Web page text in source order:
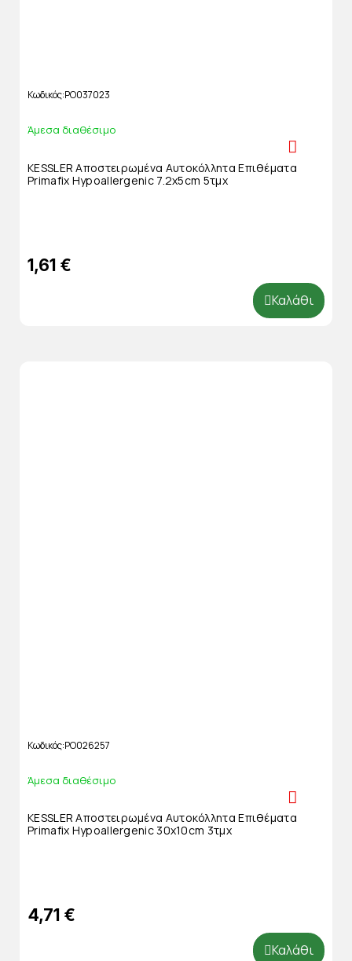
Κωδικός PO037023
Άμεσα διαθέσιμο
KESSLER Αποστειρωμένα Αυτοκόλλητα Επιθέματα
Primafix Hypoallergenic 7.2x5cm 5τμχ
1,61 €
Καλάθι
Κωδικός PO026257
Άμεσα διαθέσιμο
KESSLER Αποστειρωμένα Αυτοκόλλητα Επιθέματα
Primafix Hypoallergenic 30x10cm 3τμχ
4,71 €
Καλάθι